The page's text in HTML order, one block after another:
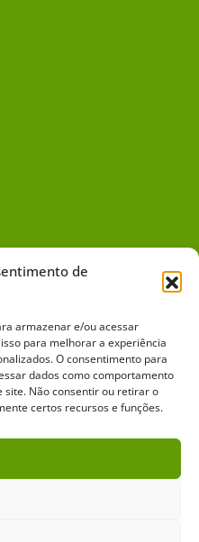
de
armazenar e/ou acessar
para melhorar a experiência
O consentimento para
dados como comportamento
site. Não consentir ou retirar o
certos recursos e funções.
Leilões Anuncie